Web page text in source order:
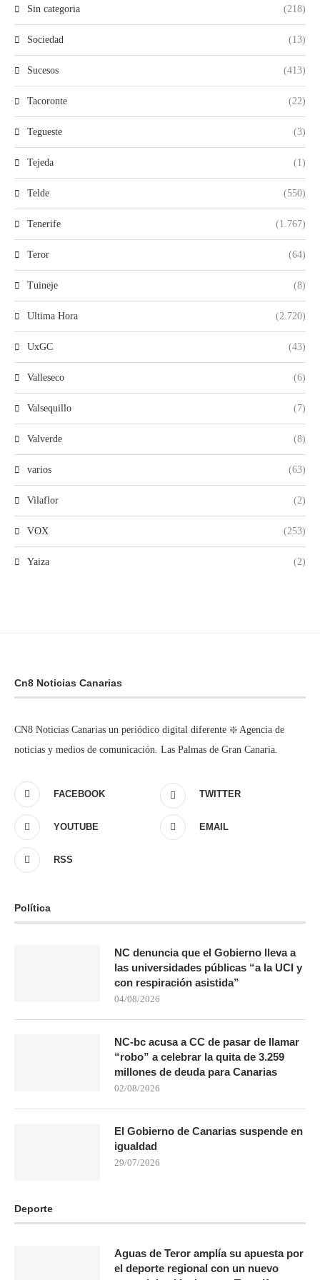
Sin categoria (218)
Sociedad (13)
Sucesos (413)
Tacoronte (22)
Tegueste (3)
Tejeda (1)
Telde (550)
Tenerife (1.767)
Teror (64)
Tuineje (8)
Ultima Hora (2.720)
UxGC (43)
Valleseco (6)
Valsequillo (7)
Valverde (8)
varios (63)
Vilaflor (2)
VOX (253)
Yaiza (2)
Cn8 Noticias Canarias
CN8 Noticias Canarias un periódico digital diferente ❇️ Agencia de
noticias y medios de comunicación. Las Palmas de Gran Canaria.
FACEBOOK TWITTER
YOUTUBE EMAIL
RSS
Política
NC denuncia que el Gobierno lleva a
las universidades públicas “a la UCI y
con respiración asistida”
04/08/2026
NC-bc acusa a CC de pasar de llamar
“robo” a celebrar la quita de 3.259
millones de deuda para Canarias
02/08/2026
El Gobierno de Canarias suspende en
igualdad
29/07/2026
Deporte
Aguas de Teror amplía su apuesta por
el deporte regional con un nuevo